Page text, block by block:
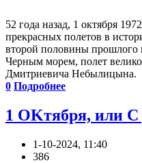
52 года назад, 1 октября
прекрасных полетов в
второй половины прошлого
Черным морем, полет
Дмитриевича Небылицына.
0 Подробнее
1 OKтября, или
1-10-2024, 11:40
386